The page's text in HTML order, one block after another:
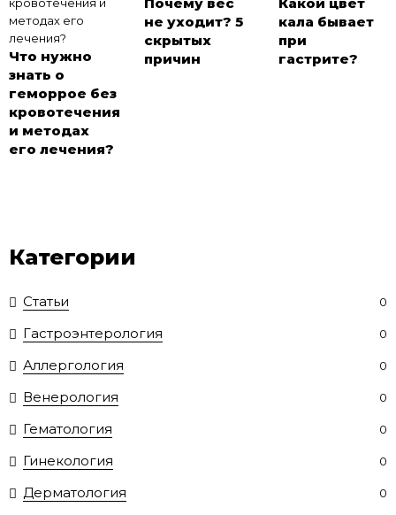
Что нужно
знать о
геморрое без
кровотечения
и методах
его лечения?
не уходит? 5
скрытых
причин
кала бывает
при
гастрите?
Категории
Статьи 0
Гастроэнтерология 0
Аллергология 0
Венерология 0
Гематология 0
Гинекология 0
Дерматология 0